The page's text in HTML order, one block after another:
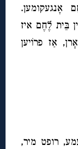
אָנגעקומען.
בֵּית לֶחֶם איז
אַז פרוֹיען
רופט מיר,